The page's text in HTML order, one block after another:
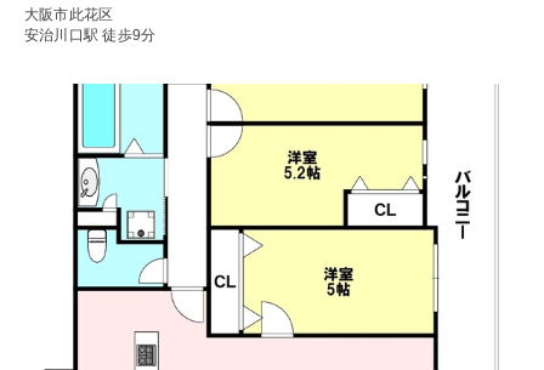
大阪市此花区
安治川口駅 徒歩9分